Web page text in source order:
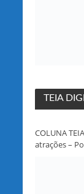
TEIA
COLUNA
atrações –